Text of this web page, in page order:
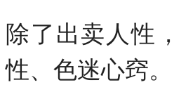
除了出卖人性
性、色迷心窍。